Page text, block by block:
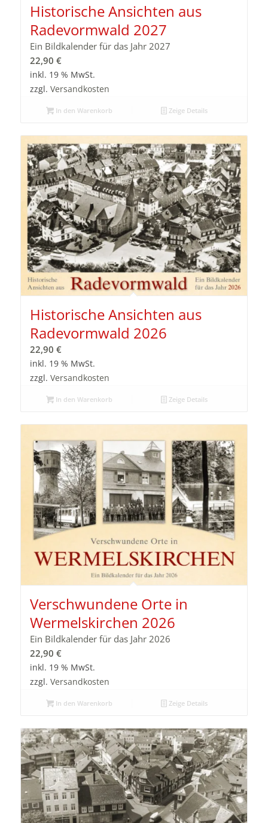
Historische Ansichten aus
Radevormwald 2027
Ein Bildkalender für das Jahr 2027
22,90 €
inkl. 19 % MwSt.
zzgl. Versandkosten
In den Warenkorb Zeige Details
Historische Ansichten aus
Radevormwald 2026
22,90 €
inkl. 19 % MwSt.
zzgl. Versandkosten
In den Warenkorb Zeige Details
Verschwundene Orte in
Wermelskirchen 2026
Ein Bildkalender für das Jahr 2026
22,90 €
inkl. 19 % MwSt.
zzgl. Versandkosten
In den Warenkorb Zeige Details